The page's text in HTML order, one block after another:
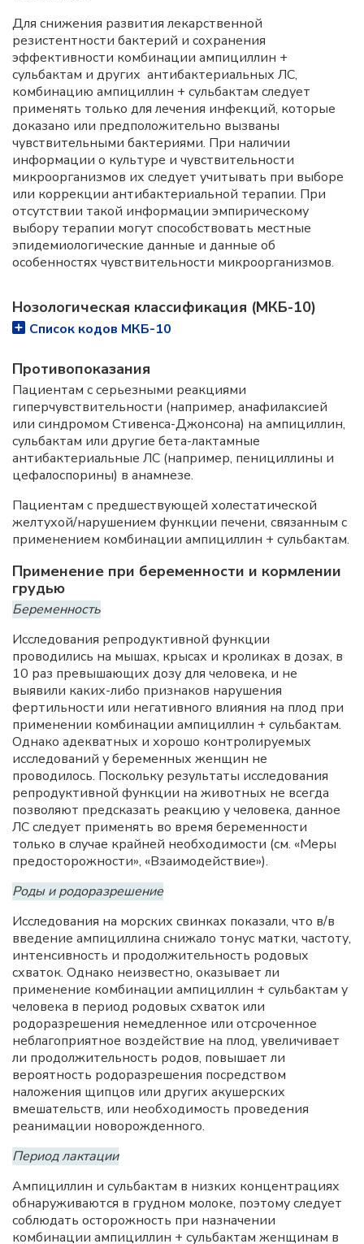
Для снижения развития лекарственной
резистентности бактерий и сохранения
эффективности комбинации ампициллин +
сульбактам и других антибактериальных ЛС,
комбинацию ампициллин + сульбактам следует
применять только для лечения инфекций, которые
доказано или предположительно вызваны
чувствительными бактериями. При наличии
информации о культуре и чувствительности
микроорганизмов их следует учитывать при выборе
или коррекции антибактериальной терапии. При
отсутствии такой информации эмпирическому
выбору терапии могут способствовать местные
эпидемиологические данные и данные об
особенностях чувствительности микроорганизмов.
Нозологическая классификация (МКБ-10)
Список кодов МКБ-10
Противопоказания
Пациентам с серьезными реакциями
гиперчувствительности (например, анафилаксией
или синдромом Стивенса-Джонсона) на ампициллин,
сульбактам или другие бета-лактамные
антибактериальные ЛС (например, пенициллины и
цефалоспорины) в анамнезе.
Пациентам с предшествующей холестатической
желтухой/нарушением функции печени, связанным с
применением комбинации ампициллин + сульбактам.
Применение при беременности и кормлении
грудью
Беременность
Исследования репродуктивной функции
проводились на мышах, крысах и кроликах в дозах, в
10 раз превышающих дозу для человека, и не
выявили каких-либо признаков нарушения
фертильности или негативного влияния на плод при
применении комбинации ампициллин + сульбактам.
Однако адекватных и хорошо контролируемых
исследований у беременных женщин не
проводилось. Поскольку результаты исследования
репродуктивной функции на животных не всегда
позволяют предсказать реакцию у человека, данное
ЛС следует применять во время беременности
только в случае крайней необходимости (см. «Меры
предосторожности», «Взаимодействие»).
Роды и родоразрешение
Исследования на морских свинках показали, что в/в
введение ампициллина снижало тонус матки, частоту,
интенсивность и продолжительность родовых
схваток. Однако неизвестно, оказывает ли
применение комбинации ампициллин + сульбактам у
человека в период родовых схваток или
родоразрешения немедленное или отсроченное
неблагоприятное воздействие на плод, увеличивает
ли продолжительность родов, повышает ли
вероятность родоразрешения посредством
наложения щипцов или других акушерских
вмешательств, или необходимость проведения
реанимации новорожденного.
Период лактации
Ампициллин и сульбактам в низких концентрациях
обнаруживаются в грудном молоке, поэтому следует
соблюдать осторожность при назначении
комбинации ампициллин + сульбактам женщинам в